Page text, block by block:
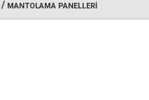
/ MANTOLAMA PANELLERI